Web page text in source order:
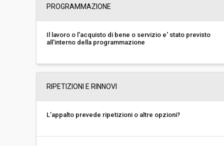
PROGRAMMAZIONE
Il lavoro o l'acquisto di bene o servizio e' stato previsto
all'interno della programmazione
RIPETIZIONI E RINNOVI
L’appalto prevede ripetizioni o altre opzioni?